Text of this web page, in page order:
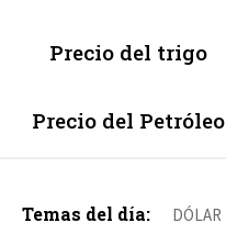
Precio del trigo
Precio del Petróleo
Temas del día: DÓLAR